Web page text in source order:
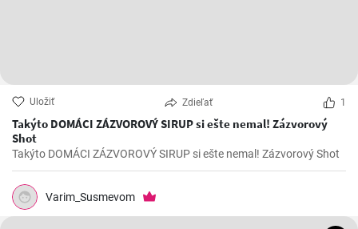
Uložiť Zdieľať 1
Takýto DOMÁCI ZÁZVOROVÝ SIRUP si ešte nemal! Zázvorový
Shot
Takýto DOMÁCI ZÁZVOROVÝ SIRUP si ešte nemal! Zázvorový Shot
Varim_Susmevom